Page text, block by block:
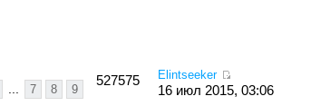
... 7 8 9
527575 Elintseeker
16 июл 2015, 03:06